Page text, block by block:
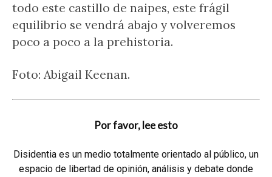
todo este castillo de naipes, este frágil
equilibrio se vendrá abajo y volveremos
poco a poco a la prehistoria.
Foto: Abigail Keenan.
Por favor, lee esto
Disidentia es un medio totalmente orientado al público, un
espacio de libertad de opinión, análisis y debate donde